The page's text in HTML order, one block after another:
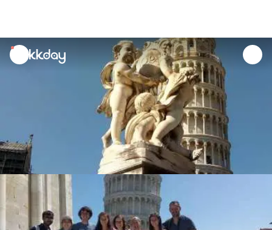
unread
notifications